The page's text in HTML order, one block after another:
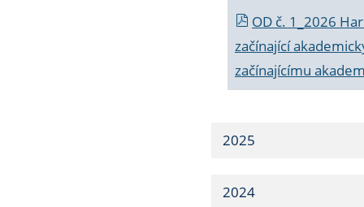
OD č. 1_2026
začínající
začínajícímu
2025
2024